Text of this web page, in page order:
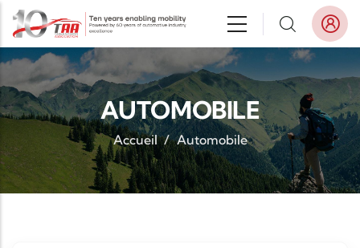
Aller au contenu principal
AUTOMOBILE
Accueil / Automobile